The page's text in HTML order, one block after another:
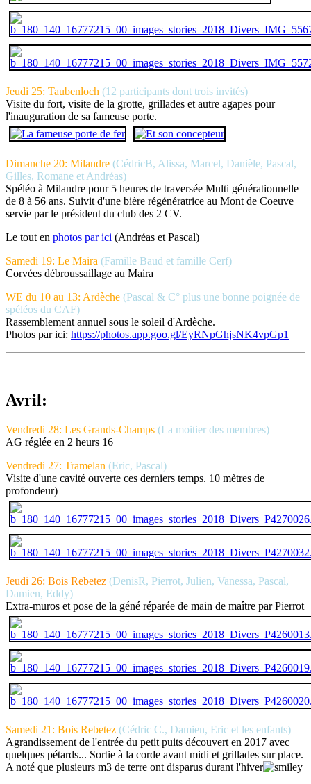
Jeudi 25: Taubenloch (12 participants dont trois invités)
Visite du fort, visite de la grotte, grillades et autre agapes pour
l'inauguration de sa fameuse porte.
Dimanche 20: Milandre (CédricB, Alissa, Marcel, Danièle, Pascal,
Gilles, Romane et Andréas)
Spéléo à Milandre pour 5 heures de traversée Multi générationnelle
de 8 à 56 ans. Suivit d'une bière régénératrice au Mont de Coeuve
servie par le président du club des 2 CV.
Le tout en photos par ici (Andréas et Pascal)
Samedi 19: Le Maira (Famille Baud et famille Cerf)
Corvées débroussaillage au Maira
WE du 10 au 13: Ardèche (Pascal & C° plus une bonne poignée de
spéléos du CAF)
Rassemblement annuel sous le soleil d'Ardèche.
Photos par ici: https://photos.app.goo.gl/EyRNpGhjsNK4vpGp1
Avril:
Vendredi 28: Les Grands-Champs (La moitier des membres)
AG réglée en 2 heurs 16
Vendredi 27: Tramelan (Eric, Pascal)
Visite d'une cavité ouverte ces derniers temps. 10 mètres de
profondeur)
Jeudi 26: Bois Rebetez (DenisR, Pierrot, Julien, Vanessa, Pascal,
Damien, Eddy)
Extra-muros et pose de la géné réparée de main de maître par Pierrot
Samedi 21: Bois Rebetez (Cédric C., Damien, Eric et les enfants)
Agrandissement de l'entrée du petit puits découvert en 2017 avec
quelques pétards... Sortie à la corde avant midi et grillades sur place.
A noté que plusieurs m3 de terre ont disparus durant l'hiver